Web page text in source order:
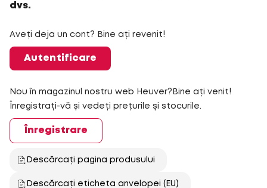
dvs.
Aveți deja un cont? Bine ați revenit!
Autentificare
Nou în magazinul nostru web Heuver?Bine ați venit!
Înregistrați-vă și vedeți prețurile și stocurile.
Înregistrare
Descărcați pagina produsului
Descărcați eticheta anvelopei (EU)